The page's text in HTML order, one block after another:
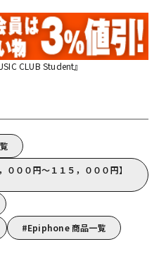
CLUB Student』
００円～１１５，０００円】
Epiphone 商品一覧